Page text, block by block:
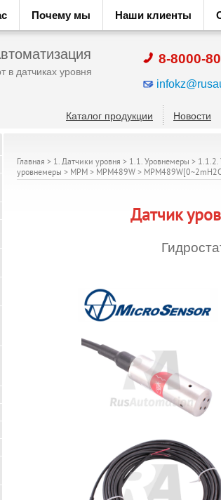
Почему мы Наши клиенты
в датчиках уровня
8-8000-
Каталог продукции Новости
Главная > 1. Датчики уровня > 1.1. Уровнемеры > 1.1.2.
уровнемеры > MPM > MPM489W >
Датчик